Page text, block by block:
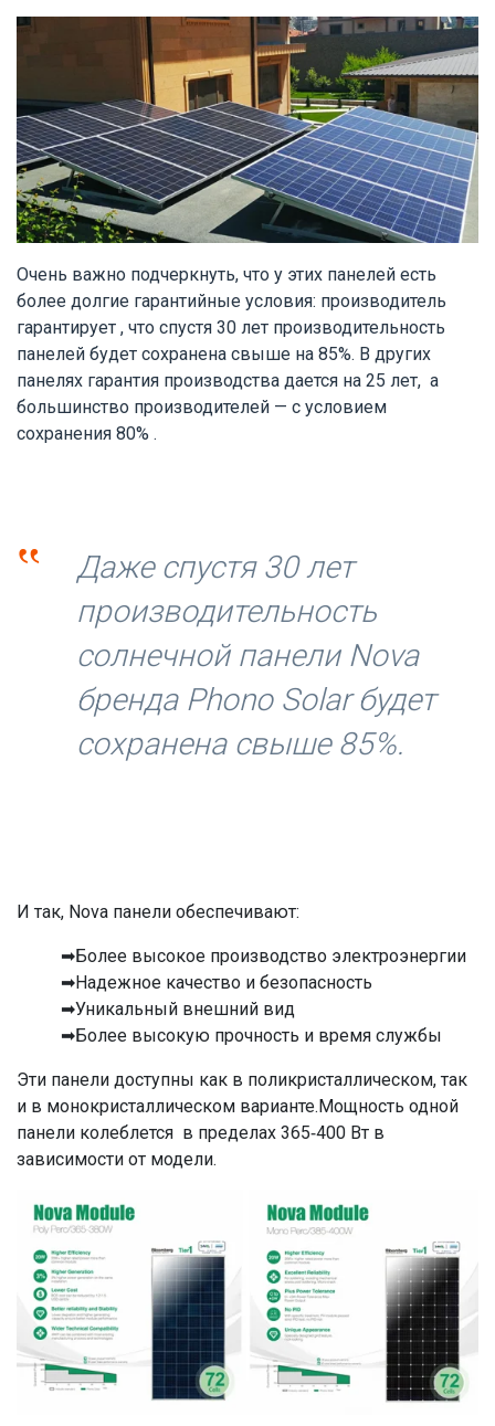
Очень важно подчеркнуть, что у этих панелей есть
более долгие гарантийные условия: производитель
гарантирует , что спустя 30 лет производительность
панелей будет сохранена свыше на 85%. В других
панелях гарантия производства дается на 25 лет, а
большинство производителей — с условием
сохранения 80% .
‟
Даже спустя 30 лет
производительность
солнечной панели Nova
бренда Phono Solar будет
сохранена свыше 85%.
И так, Nova панели обеспечивают:
➡Более высокое производство электроэнергии
➡Надежное качество и безопасность
➡Уникальный внешний вид
➡Более высокую прочность и время службы
Эти панели доступны как в поликристаллическом, так
и в монокристаллическом варианте.Мощность одной
панели колеблется в пределах 365-400 Вт в
зависимости от модели.